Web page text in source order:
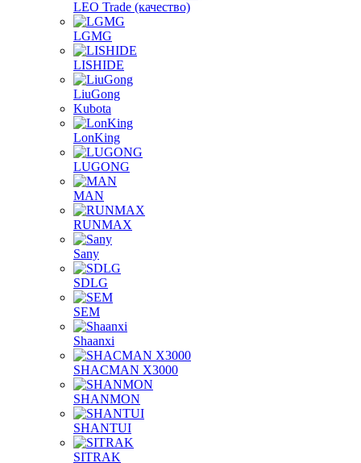
LEO Trade (качество)
LGMG
LISHIDE
LiuGong
Kubota
LonKing
LUGONG
MAN
RUNMAX
Sany
SDLG
SEM
Shaanxi
SHACMAN X3000
SHANMON
SHANTUI
SITRAK